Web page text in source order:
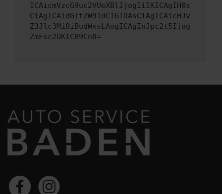
ICAicmVzcG9uc2VUeXBlIjogIiIKICAgIH0s
CiAgICAidGltZW91dCI6IDAsCiAgICAicHJv
Z3Jlc3MiOiBudWxsLAogICAgInJpc2t5Ijog
ZmFsc2UKICB9Cn0=